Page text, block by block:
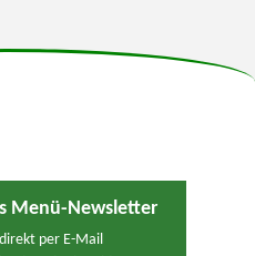
Menü-Newsletter
per E-Mail